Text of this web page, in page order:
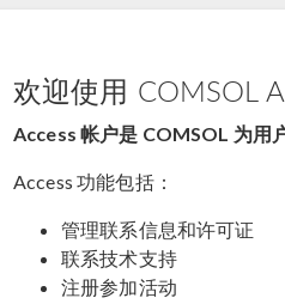
欢迎使用 COMSOL
Access 帐户是 COMSOL 为用
Access 功能包括：
管理联系信息和许可证
联系技术支持
注册参加活动